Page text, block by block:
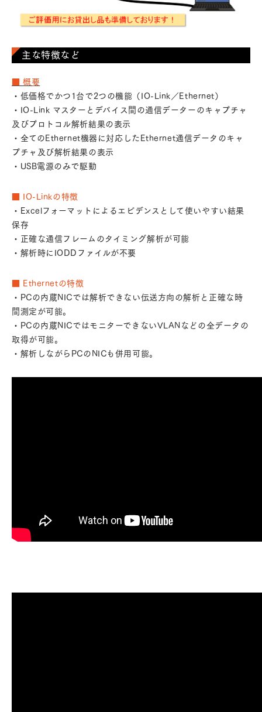
主な特徴など
■ 概要
・低価格でかつ1台で2つの機能（IO-Link／Ethernet）
・IO-Link マスターとデバイス間の通信データーのキャプチャ
及びプロトコル解析結果の表示
・全てのEthernet機器に対応したEthernet通信データのキャ
プチャ及び解析結果の表示
・USB電源のみで駆動
■ IO-Linkの特徴
・Excelフォーマットによるエビデンスとして使いやすい結果
保存
・正確な通信フレームのタイミング解析が可能
・解析時にIODDファイルが不要
■ Ethernetの特徴
・PCの内蔵NICでは解析できない伝送方向の解析と正確な時
間測定が可能。
・PCの内蔵NICではモニターできないVLANなどの全データの
取得が可能。
・解析しながらPCのNICも併用可能。